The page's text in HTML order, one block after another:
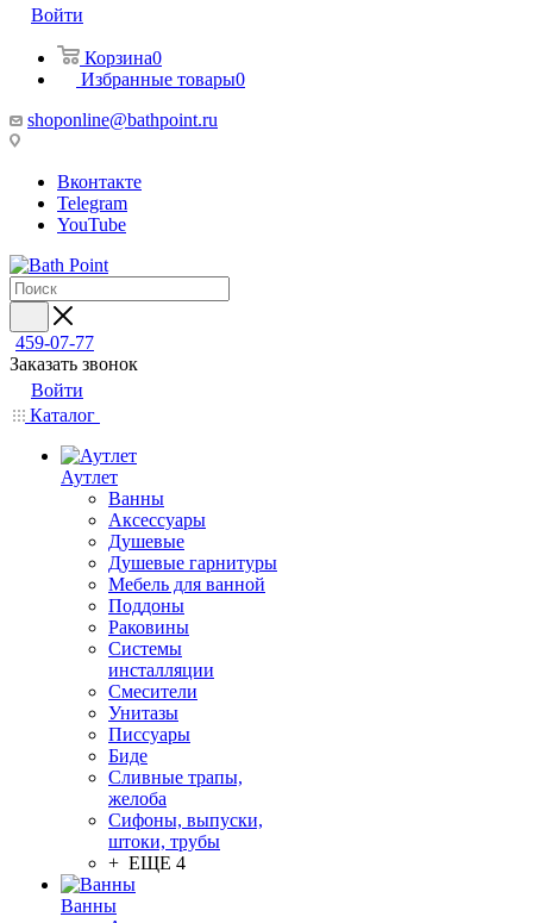
Войти
Корзина0
Избранные товары0
shoponline@bathpoint.ru
Вконтакте
Telegram
YouTube
459-07-77
Заказать звонок
Войти
Каталог
Аутлет
Ванны
Аксессуары
Душевые
Душевые гарнитуры
Мебель для ванной
Поддоны
Раковины
Системы
инсталляции
Смесители
Унитазы
Писсуары
Биде
Сливные трапы,
желоба
Сифоны, выпуски,
штоки, трубы
+ ЕЩЕ 4
Ванны